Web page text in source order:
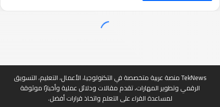
TekNews منصة عربية متخصصة في التكنولوجيا، الأعمال، التعليم، التسويق
الرقمي وتطوير المهارات، تقدم مقالات ودلائل عملية وأخبارًا موثوقة
لمساعدة القراء على التعلم واتخاذ قرارات أفضل.